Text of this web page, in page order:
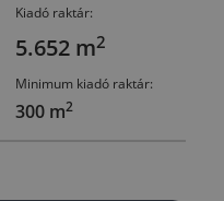
Kiadó raktár:
5.652 m2
Minimum kiadó raktár:
300 m2